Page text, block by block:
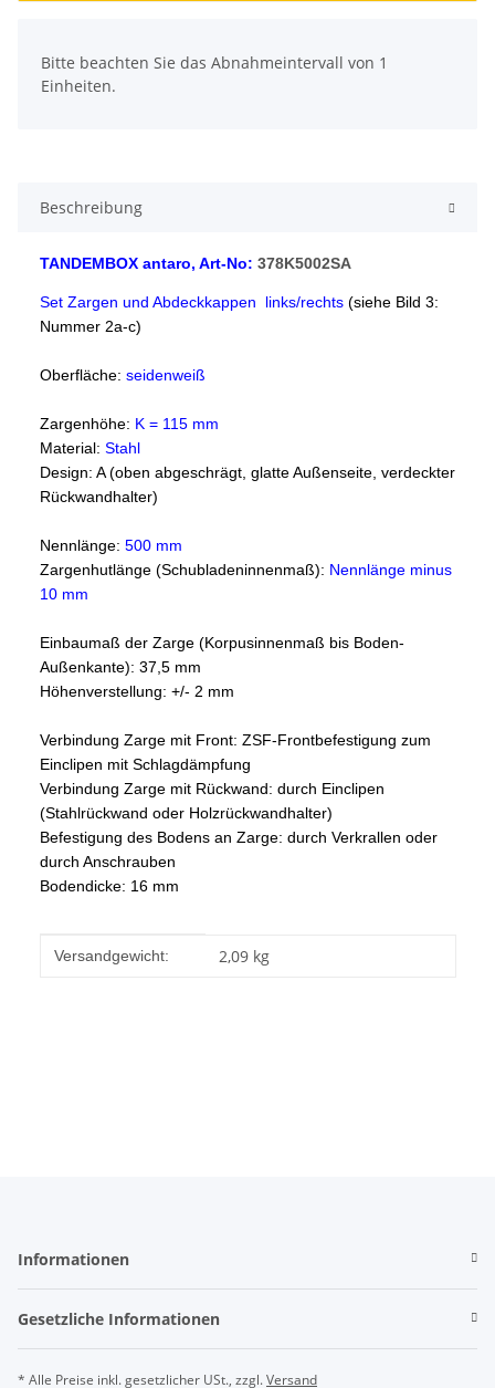
Bitte beachten Sie das Abnahmeintervall von 1
Einheiten.
Beschreibung
TANDEMBOX antaro, Art-No: 378K5002SA
Set Zargen und Abdeckkappen links/rechts (siehe Bild 3:
Nummer 2a-c)
Oberfläche: seidenweiß
Zargenhöhe: K = 115 mm
Material: Stahl
Design: A (oben abgeschrägt, glatte Außenseite, verdeckter
Rückwandhalter)
Nennlänge: 500 mm
Zargenhutlänge (Schubladeninnenmaß): Nennlänge minus
10 mm
Einbaumaß der Zarge (Korpusinnenmaß bis Boden-
Außenkante): 37,5 mm
Höhenverstellung: +/- 2 mm
Verbindung Zarge mit Front: ZSF-Frontbefestigung zum
Einclipen mit Schlagdämpfung
Verbindung Zarge mit Rückwand: durch Einclipen
(Stahlrückwand oder Holzrückwandhalter)
Befestigung des Bodens an Zarge: durch Verkrallen oder
durch Anschrauben
Bodendicke: 16 mm
Produkteigenschaft
Wert
Versandgewicht: 2,09 kg
Informationen
Gesetzliche Informationen
* Alle Preise inkl. gesetzlicher USt., zzgl.Versand